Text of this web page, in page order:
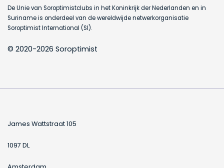
De Unie van Soroptimistclubs in het Koninkrijk der Nederlanden en in
Suriname is onderdeel van de wereldwijde netwerkorganisatie
Soroptimist International (SI).
© 2020-2026 Soroptimist
James Wattstraat 105
1097 DL